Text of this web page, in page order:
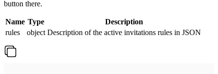
button there.
Name Type
Description
rules
object Description of the active invitations rules in JSON